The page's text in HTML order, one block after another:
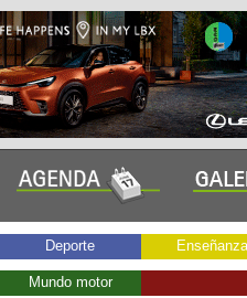
Deporte Enseñanza
Mundo motor